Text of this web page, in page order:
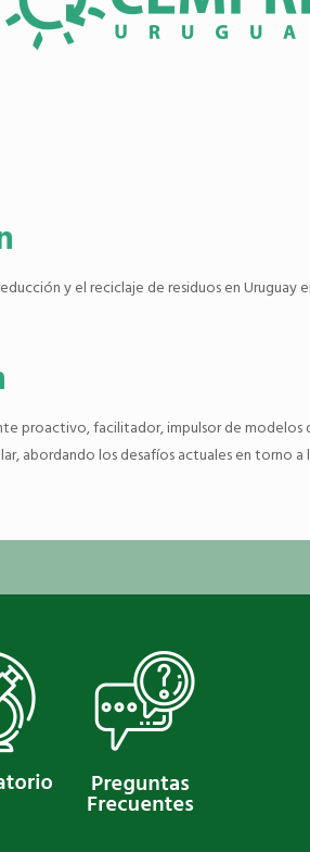
y el reciclaje de residuos en Uruguay
proactivo, facilitador, impulsor de modelos
abordando los desafíos actuales en torno